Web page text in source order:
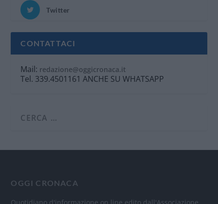
Twitter
CONTATTACI
Mail: redazione@oggicronaca.it
Tel. 339.4501161 ANCHE SU WHATSAPP
OGGI CRONACA